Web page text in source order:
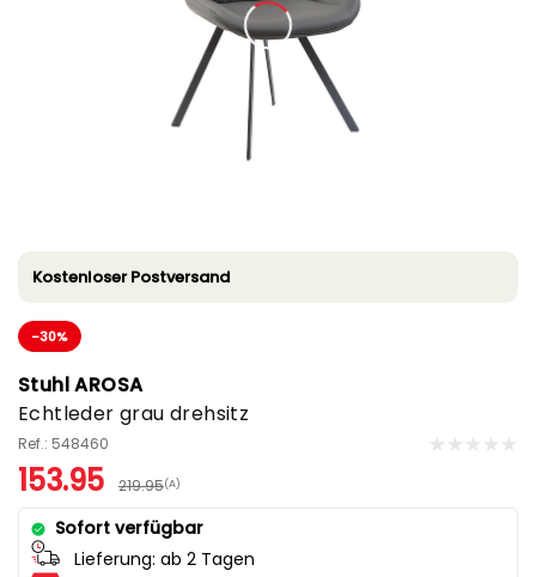
Kostenloser Postversand
-30%
Stuhl AROSA
Echtleder grau drehsitz
Ref.: 548460
153.95 219.95(A)
Sofort verfügbar
Lieferung: ab 2 Tagen